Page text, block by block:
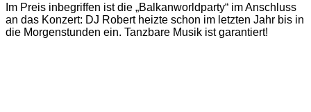
Im Preis inbegriffen ist die „Balkanworldparty“ im Anschluss
an das Konzert: DJ Robert heizte schon im letzten Jahr bis in
die Morgenstunden ein. Tanzbare Musik ist garantiert!